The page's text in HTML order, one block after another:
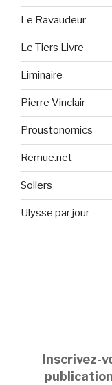
Le Ravaudeur
Le Tiers Livre
Liminaire
Pierre Vinclair
Proustonomics
Remue.net
Sollers
Ulysse par jour
Inscrivez-